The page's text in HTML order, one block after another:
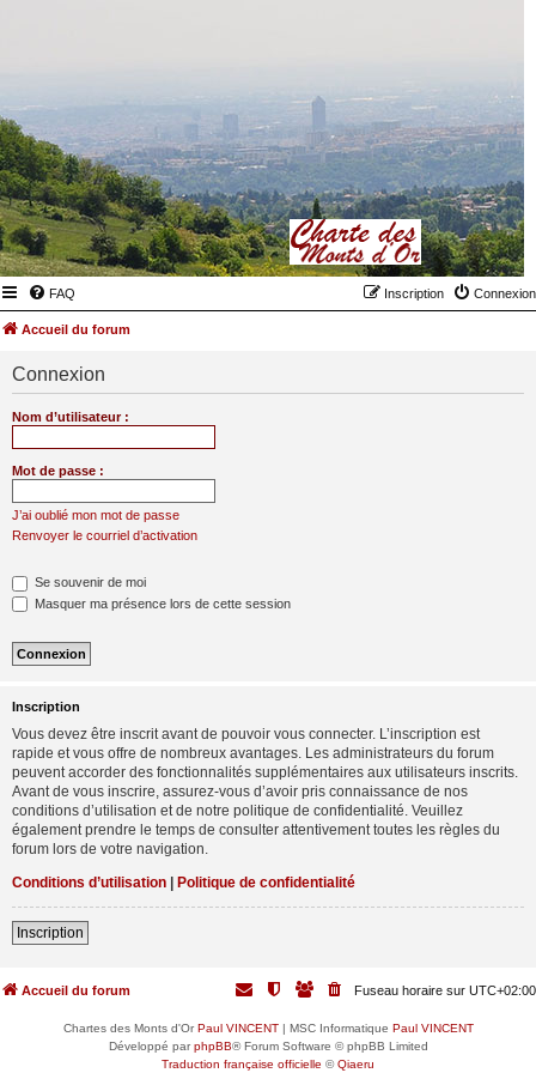
FAQ Connexion
Inscription
Accueil du forum
Connexion
Nom d’utilisateur :
Mot de passe :
J’ai oublié mon mot de passe
Renvoyer le courriel d’activation
Se souvenir de moi
Masquer ma présence lors de cette session
Inscription
Vous devez être inscrit avant de pouvoir vous connecter. L’inscription est
rapide et vous offre de nombreux avantages. Les administrateurs du forum
peuvent accorder des fonctionnalités supplémentaires aux utilisateurs inscrits.
Avant de vous inscrire, assurez-vous d’avoir pris connaissance de nos
conditions d’utilisation et de notre politique de confidentialité. Veuillez
également prendre le temps de consulter attentivement toutes les règles du
forum lors de votre navigation.
Conditions d’utilisation | Politique de confidentialité
Inscription
Accueil du forum Fuseau horaire sur UTC+02:00
Chartes des Monts d'OrPaul VINCENT| MSC Informatique Paul VINCENT
Développé parphpBB® Forum Software © phpBB Limited
Traduction française officielle ©Qiaeru